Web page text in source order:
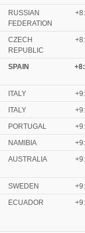
RUSSIAN
FEDERATION
CZECH
REPUBLIC
SPAIN
ITALY
ITALY
PORTUGAL
NAMIBIA
AUSTRALIA
SWEDEN
ECUADOR